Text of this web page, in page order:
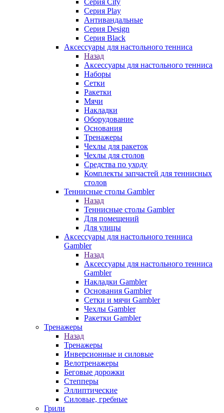
Серия City
Серия Play
Антивандальные
Серия Design
Серия Black
Аксессуары для настольного тенниса
Назад
Аксессуары для настольного тенниса
Наборы
Сетки
Ракетки
Мячи
Накладки
Оборудование
Основания
Тренажеры
Чехлы для ракеток
Чехлы для столов
Средства по уходу
Комплекты запчастей для теннисных
столов
Теннисные столы Gambler
Назад
Теннисные столы Gambler
Для помещений
Для улицы
Аксессуары для настольного тенниса
Gambler
Назад
Аксессуары для настольного тенниса
Gambler
Накладки Gambler
Основания Gambler
Сетки и мячи Gambler
Чехлы Gambler
Ракетки Gambler
Тренажеры
Назад
Тренажеры
Инверсионные и силовые
Велотренажеры
Беговые дорожки
Степперы
Эллиптические
Силовые, гребные
Грили